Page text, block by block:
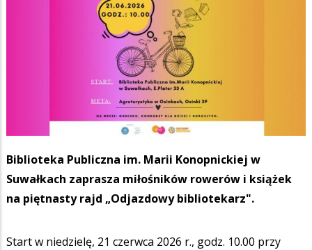
Biblioteka Publiczna im. Marii Konopnickiej w
Suwałkach zaprasza miłośników rowerów i książek
na piętnasty rajd „Odjazdowy bibliotekarz".
Start w niedzielę, 21 czerwca 2026 r., godz. 10.00 przy